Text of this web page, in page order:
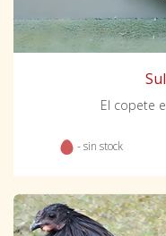
El copete
- sin stock